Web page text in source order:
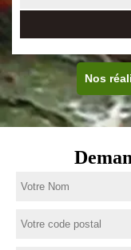
Nos